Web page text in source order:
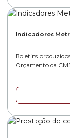
Indicadores
Boletins
Orçamento da